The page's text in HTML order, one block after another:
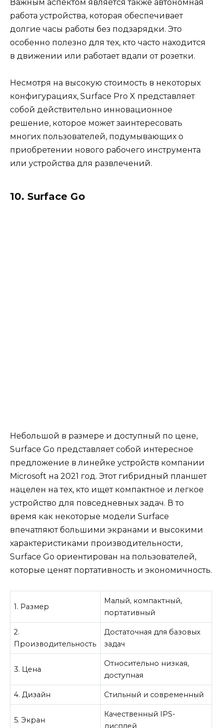
Важным аспектом является также автономная
работа устройства, которая обеспечивает
долгие часы работы без подзарядки. Это
особенно полезно для тех, кто часто находится
в движении или работает вдали от розетки.
Несмотря на высокую стоимость в некоторых
конфигурациях, Surface Pro X представляет
собой действительно инновационное
решение, которое может заинтересовать
многих пользователей, подумывающих о
приобретении нового рабочего инструмента
или устройства для развлечений.
10. Surface Go
Небольшой в размере и доступный по цене,
Surface Go представляет собой интересное
предложение в линейке устройств компании
Microsoft на 2021 год. Этот гибридный планшет
нацелен на тех, кто ищет компактное и легкое
устройство для повседневных задач. В то
время как некоторые модели Surface
впечатляют большими экранами и высокими
характеристиками производительности,
Surface Go ориентирован на пользователей,
которые ценят портативность и экономичность.
1. Размер
Малый, компактный,
портативный
2.
Производительность
Достаточная для базовых
задач
3. Цена
Относительно низкая,
доступная
4. Дизайн Стильный и современный
5. Экран
Качественный IPS-
дисплей